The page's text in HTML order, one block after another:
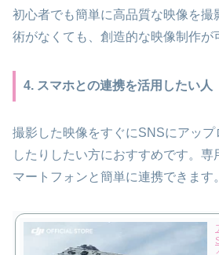
初心者でも簡単に高品質な映像を撮
術がなくても、創造的な映像制作が
4. スマホとの連携を活用したい人
撮影した映像をすぐにSNSにアッ
したりしたい方におすすめです。専
マートフォンと簡単に連携できます。